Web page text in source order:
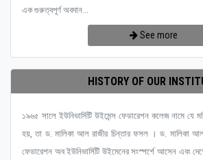
এক গুরুত্বপূর্ণ অবদান...
See more
HISTORY OF OUR
১৯৬৫ সালে ইউনিভার্সিটি উইমেন্স ফেডারেশন কলেজ নামে যে
হয়, তা ড. মালিকা আল রাজীর চিন্তার ফসল । ড. মালিকা আল
ফেডারেশন অব ইউনিভার্সিটি উইমেনের সংস্পর্শে আসেন এবং